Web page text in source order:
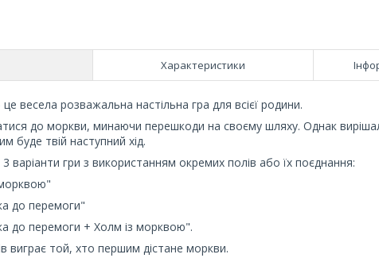
Характеристики
весела розважальна настільна гра для всієї родини.
до моркви, минаючи перешкоди на своєму шляху. Однак
буде твій наступний хід.
3 варіанти гри з використанням окремих полів або їх поєднання:
до перемоги"
до перемоги + Холм із морквою".
виграє той, хто першим дістане моркви.